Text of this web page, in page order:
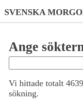
SVENSKA
Ange
Vi hittade totalt
sökning.